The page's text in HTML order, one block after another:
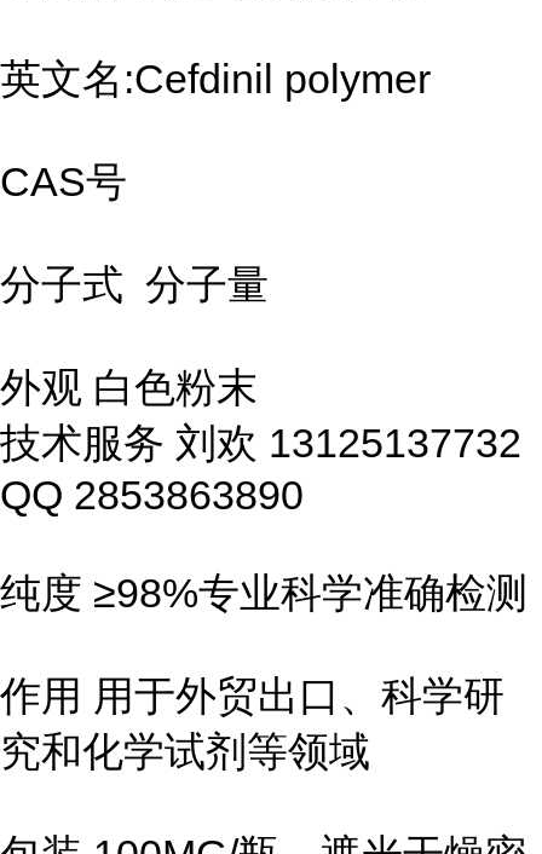
英文名:Cefdinil polymer
CAS号
分子式 分子量
外观 白色粉末
技术服务 刘欢 13125137732
QQ 2853863890
纯度 ≥98%专业科学准确检测
作用 用于外贸出口、科学研
究和化学试剂等领域